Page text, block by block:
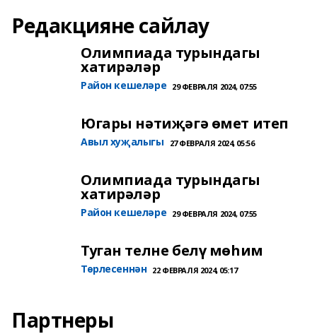
Редакцияне сайлау
Олимпиада турындагы
хатирәләр
Район кешеләре 29 ФЕВРАЛЯ 2024, 07:55
Югары нәтиҗәгә өмет итеп
Авыл хуҗалыгы 27 ФЕВРАЛЯ 2024, 05:56
Олимпиада турындагы
хатирәләр
Район кешеләре 29 ФЕВРАЛЯ 2024, 07:55
Туган телне белү мөһим
Төрлесеннән 22 ФЕВРАЛЯ 2024, 05:17
Партнеры